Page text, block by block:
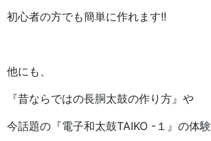
初心者の方でも簡単に作れます!!
他にも、
『昔ならではの長胴太鼓の作り方』や
今話題の『電子和太鼓TAIKO -１』の体験